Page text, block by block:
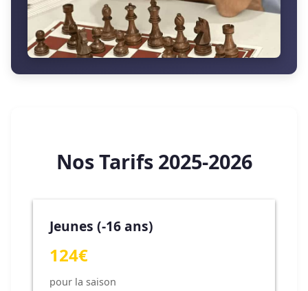
Nos Tarifs 2025-2026
Jeunes (-16 ans)
124€
pour la saison